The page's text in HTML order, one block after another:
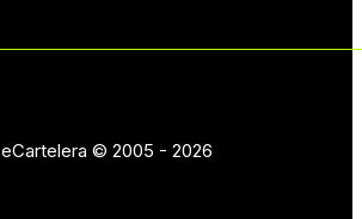
eCartelera © 2005 - 2026